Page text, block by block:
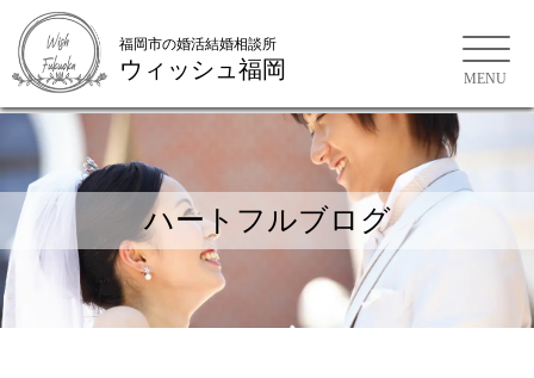
福岡市の婚活結婚相談所
福岡市の婚活結婚相談所
ウィッシュ福岡
ハートフルブログ